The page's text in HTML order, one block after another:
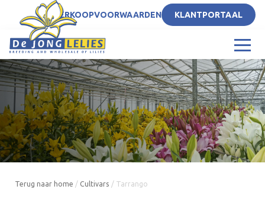
NLVERKOOPVOORWAARDEN KLANTPORTAAL
Terug naar home / Cultivars / Tarrango